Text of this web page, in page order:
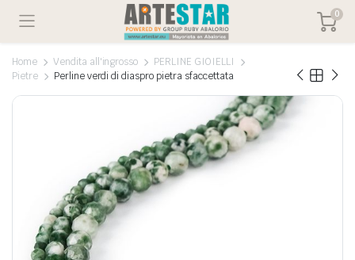
0
Home Vendita all'ingrosso
PERLINE GIOIELLI
Pietre
Perline verdi di diaspro pietra sfaccettata